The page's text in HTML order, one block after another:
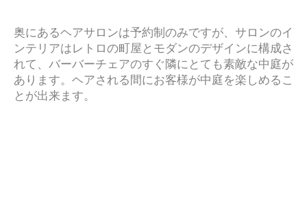
奥にあるヘアサロンは予約制のみですが、 サロンのイ
ンテリアはレトロの町屋とモダンのデザインに構成さ
れて、バーバーチェアのすぐ隣にとても素敵な中庭が
あります。 ヘアされる間にお客様が中庭を楽しめるこ
とが出来ます。